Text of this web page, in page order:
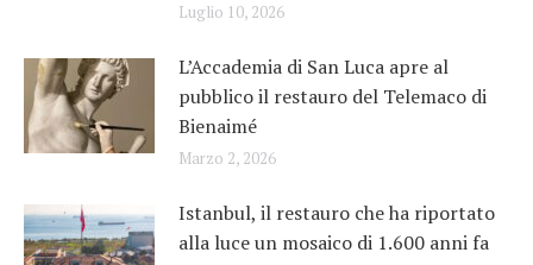
Luglio 10, 2026
L’Accademia di San Luca apre al
pubblico il restauro del Telemaco di
Bienaimé
Marzo 2, 2026
Istanbul, il restauro che ha riportato
alla luce un mosaico di 1.600 anni fa